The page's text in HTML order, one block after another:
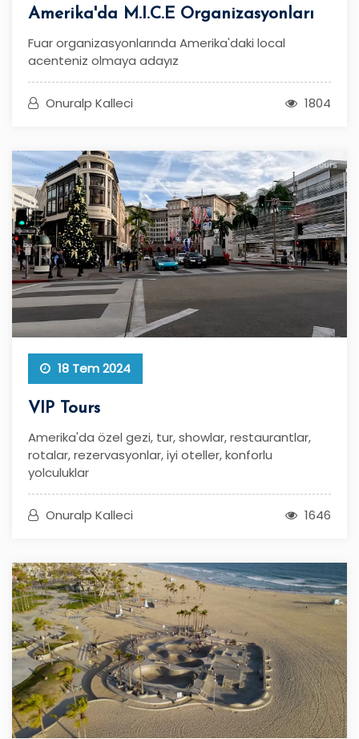
Amerika'da M.I.C.E Organizasyonları
Fuar organizasyonlarında Amerika'daki local
acenteniz olmaya adayız
Onuralp Kalleci 1804
18 Tem 2024
VIP Tours
Amerika'da özel gezi, tur, showlar, restaurantlar,
rotalar, rezervasyonlar, iyi oteller, konforlu
yolculuklar
Onuralp Kalleci 1646